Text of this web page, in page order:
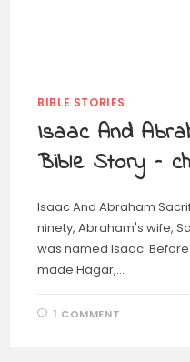
BIBLE STORIES
Isaac And
Bible Story –
Isaac And Abraham
ninety, Abraham's wife,
was named Isaac.
made Hagar,…
1 COMMENT